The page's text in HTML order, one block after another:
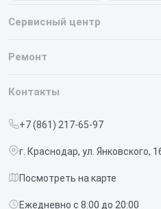
Сервисный центр
О нашем сервисе
Срочный ремонт
Доставка и способы оплаты
Диагностика
Ремонт
Iphone
Контакты
+7 (861) 217-65-97
г. Краснодар, ул. Янковского,
Посмотреть на карте
Ежедневно с 8:00 до 20:00